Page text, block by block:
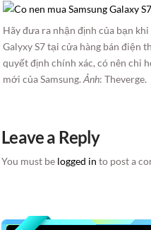
Hãy đưa ra nhận định của bạn
Galyxy S7 tại cửa hàng bán điện
quyết định chính xác, có nên chi
mới của Samsung.Ảnh: Theverge.
Leave a Reply
You must be logged in to post a